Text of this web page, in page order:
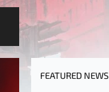
FEATURED NEWS